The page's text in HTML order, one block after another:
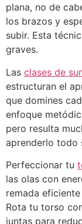
plana, no de
los brazos y
subir. Esta
graves.
Las clases de
estructuran el
que domines
enfoque
pero resulta
aprenderlo todo
Perfeccionar tu
las olas con
remada
Rota tu torso
juntas para